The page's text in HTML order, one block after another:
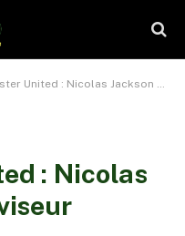
United : Nicolas Jackson dans le viseur
: Nicolas